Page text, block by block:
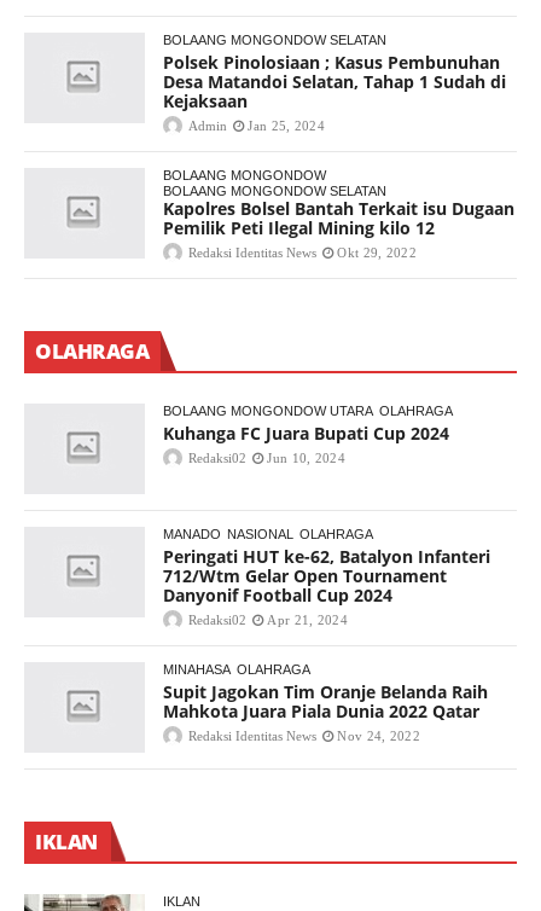
BOLAANG MONGONDOW SELATAN
Polsek Pinolosiaan ; Kasus Pembunuhan
Desa Matandoi Selatan, Tahap 1 Sudah di
Kejaksaan
Admin Jan 25, 2024
BOLAANG MONGONDOW
BOLAANG MONGONDOW SELATAN
Kapolres Bolsel Bantah Terkait isu Dugaan
Pemilik Peti Ilegal Mining kilo 12
Redaksi Identitas News Okt 29, 2022
OLAHRAGA
BOLAANG MONGONDOW UTARA OLAHRAGA
Kuhanga FC Juara Bupati Cup 2024
Redaksi02 Jun 10, 2024
MANADO NASIONAL OLAHRAGA
Peringati HUT ke-62, Batalyon Infanteri
712/Wtm Gelar Open Tournament
Danyonif Football Cup 2024
Redaksi02 Apr 21, 2024
MINAHASA OLAHRAGA
Supit Jagokan Tim Oranje Belanda Raih
Mahkota Juara Piala Dunia 2022 Qatar
Redaksi Identitas News Nov 24, 2022
IKLAN
IKLAN